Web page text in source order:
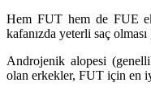
Hem FUT hem de FUE
kafanızda yeterli saç olması
Androjenik alopesi
olan erkekler, FUT için en